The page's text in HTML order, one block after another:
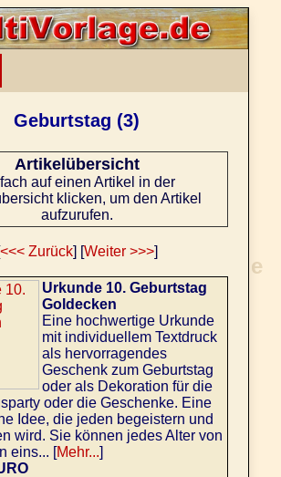
Geburtstag (3)
Artikelübersicht
auf einen Artikel in der
klicken, um den Artikel
aufzurufen.
<<< Zurück] [Weiter >>>]
Urkunde 10. Geburtstag
Goldecken
Eine hochwertige Urkunde
mit individuellem Textdruck
als hervorragendes
Geschenk zum Geburtstag
oder als Dekoration für die
oder die Geschenke. Eine
Idee, die jeden begeistern und
wird. Sie können jedes Alter von
eins... [Mehr...]